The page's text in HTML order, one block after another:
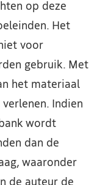
op deze
Het
voor
gebruik. Met
het materiaal
Indien
wordt
dan de
waaronder